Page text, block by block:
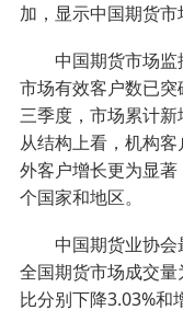
加，显示中国期货市
中国期货市场监
市场有效客户数已
三季度，市场累计新
从结构上看，机构
外客户增长更为显
个国家和地区。
中国期货业协会
全国期货市场成交
比分别下降3.03%和